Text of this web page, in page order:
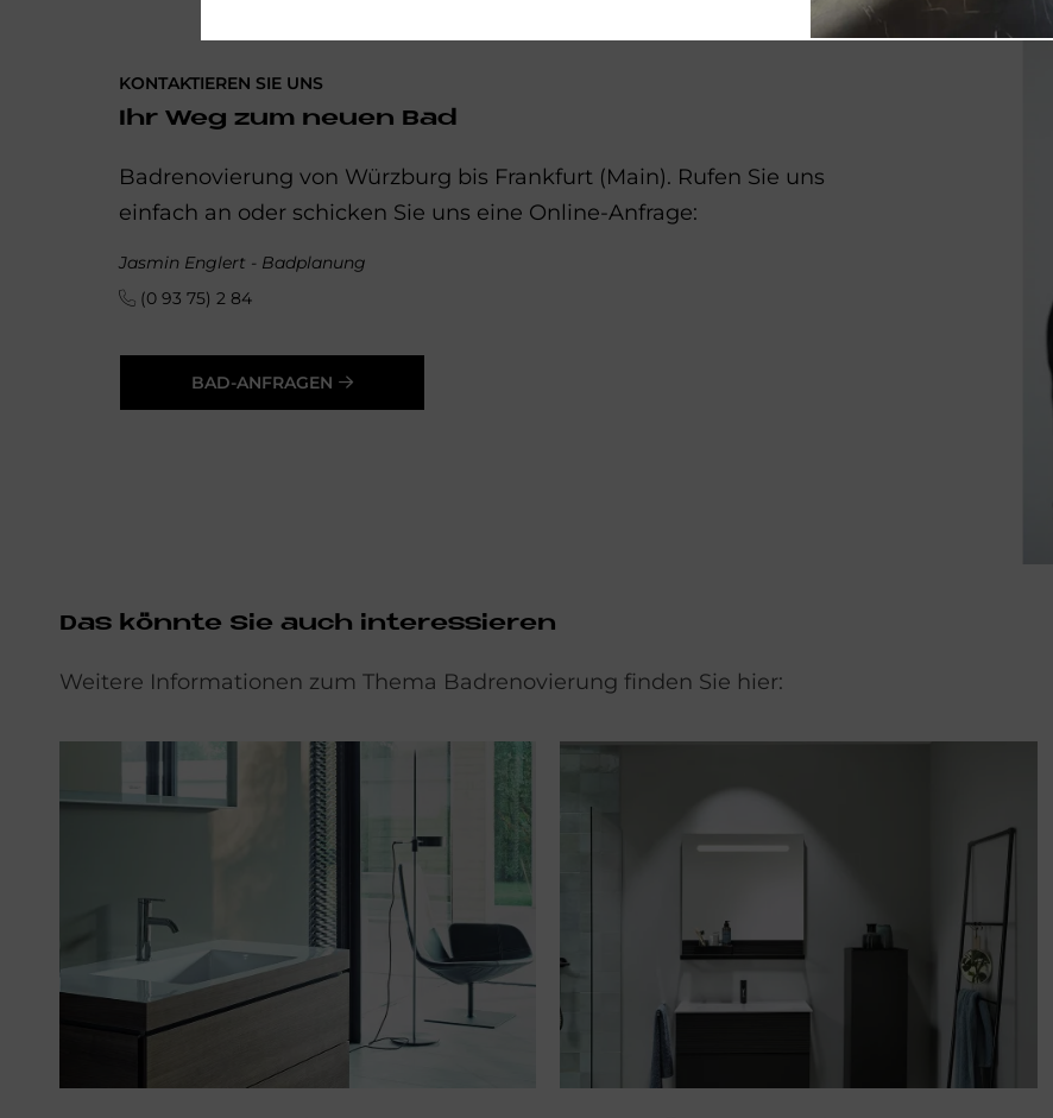
KONTAKTIEREN SIE UNS
Ihr Weg zum neuen Bad
Badrenovierung von Würzburg bis Frankfurt (Main). Rufen Sie uns
einfach an oder schicken Sie uns eine Online-Anfrage:
Jasmin Englert - Badplanung
(0 93 75) 2 84
BAD-ANFRAGEN
Das könnte Sie auch interessieren
Weitere Informationen zum Thema Badrenovierung finden Sie hier: